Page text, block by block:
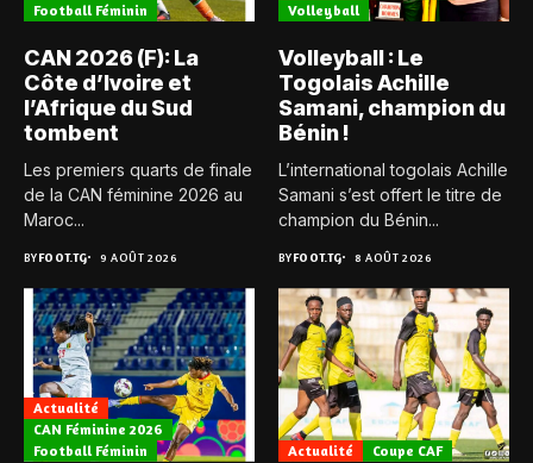
Football Féminin
CAN 2026 (F): La
Côte d’Ivoire et
l’Afrique du Sud
tombent
Les premiers quarts de finale
de la CAN féminine 2026 au
Maroc...
BYFOOT.TG 9 AOÛT 2026
Volleyball
Volleyball : Le
Togolais Achille
Samani, champion du
Bénin !
L’international togolais Achille
Samani s’est offert le titre de
champion du Bénin...
BYFOOT.TG 8 AOÛT 2026
Actualité
CAN Féminine 2026
Football Féminin
Actualité Coupe CAF